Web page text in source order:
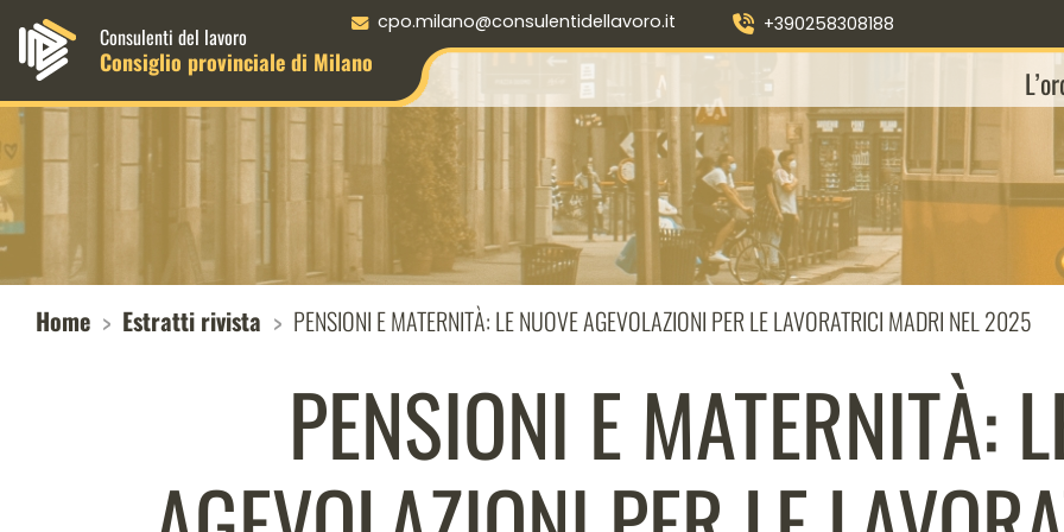
Menu principale desktop
Consulenti del lavoro
Consiglio provinciale di Milano
cpo.milano@consulentidellavoro.it +390258308188
Home Estratti rivista PENSIONI E MATERNITÀ: LE NUOVE AGEVOLAZIONI PER LE LAVORATRICI MADRI NEL 2025
PENSIONI E MATERNITÀ: